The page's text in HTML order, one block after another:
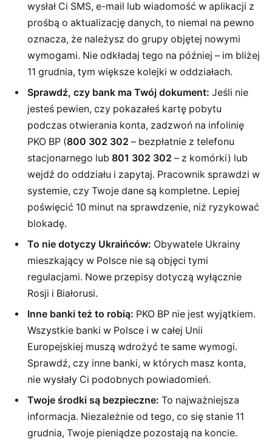
wysłał Ci SMS, e-mail lub wiadomość w aplikacji z
prośbą o aktualizację danych, to niemal na pewno
oznacza, że należysz do grupy objętej nowymi
wymogami. Nie odkładaj tego na później – im bliżej
11 grudnia, tym większe kolejki w oddziałach.
Sprawdź, czy bank ma Twój dokument: Jeśli nie
jesteś pewien, czy pokazałeś kartę pobytu
podczas otwierania konta, zadzwoń na infolinię
PKO BP (800 302 302 – bezpłatnie z telefonu
stacjonarnego lub 801 302 302 – z komórki) lub
wejdź do oddziału i zapytaj. Pracownik sprawdzi w
systemie, czy Twoje dane są kompletne. Lepiej
poświęcić 10 minut na sprawdzenie, niż ryzykować
blokadę.
To nie dotyczy Ukraińców: Obywatele Ukrainy
mieszkający w Polsce nie są objęci tymi
regulacjami. Nowe przepisy dotyczą wyłącznie
Rosji i Białorusi.
Inne banki też to robią: PKO BP nie jest wyjątkiem.
Wszystkie banki w Polsce i w całej Unii
Europejskiej muszą wdrożyć te same wymogi.
Sprawdź, czy inne banki, w których masz konta,
nie wysłały Ci podobnych powiadomień.
Twoje środki są bezpieczne: To najważniejsza
informacja. Niezależnie od tego, co się stanie 11
grudnia, Twoje pieniądze pozostają na koncie.